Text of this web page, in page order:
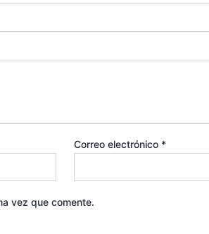
Correo electrónico *
vez que comente.